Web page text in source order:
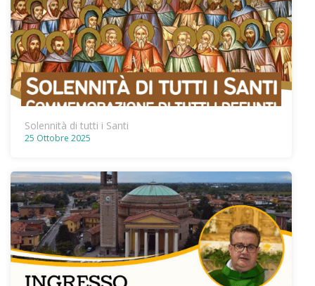
Solennità di tutti i Santi
25 Ottobre 2025